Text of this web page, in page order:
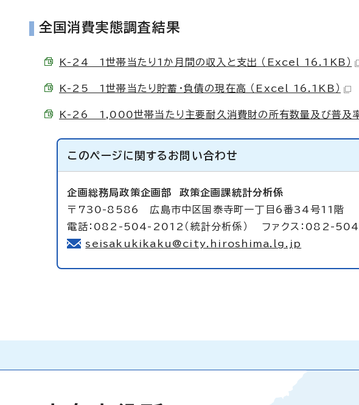
全国消費実態調査結果
K-24 1世帯当たり1か月間の収入と支出 （Excel 16.1KB）
K-25 1世帯当たり貯蓄・負債の現在高 （Excel 16.1KB）
K-26 1,000世帯当たり主要耐久消費財の所有数量及び普及
このページに関する お問い合わせ
企画総務局政策企画部 政策企画課統計分析係
〒730-8586 広島市中区国泰寺町一丁目6番34号11階
電話：082-504-2012（統計分析係） ファクス：082-
seisakukikaku@city.hiroshima.lg.jp